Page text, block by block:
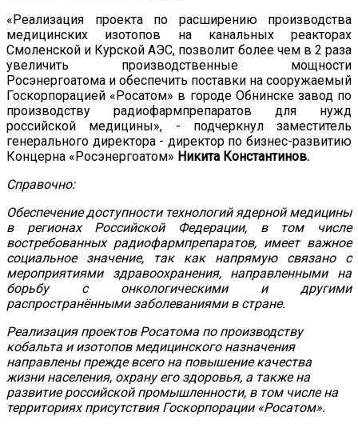
«Реализация проекта по расширению производства
медицинских изотопов на канальных реакторах
Смоленской и Курской АЭС, позволит более чем в 2 раза
увеличить производственные мощности
Росэнергоатома и обеспечить поставки на сооружаемый
Госкорпорацией «Росатом» в городе Обнинске завод по
производству радиофармпрепаратов для нужд
российской медицины», - подчеркнул заместитель
генерального директора - директор по бизнес-развитию
Концерна «Росэнергоатом» Никита Константинов.
Справочно:
Обеспечение доступности технологий ядерной медицины
в регионах Российской Федерации, в том числе
востребованных радиофармпрепаратов, имеет важное
социальное значение, так как напрямую связано с
мероприятиями здравоохранения, направленными на
борьбу с онкологическими и другими
распространёнными заболеваниями в стране.
Реализация проектов Росатома по производству
кобальта и изотопов медицинского назначения
направлены прежде всего на повышение качества
жизни населения, охрану его здоровья, а также на
развитие российской промышленности, в том числе на
территориях присутствия Госкорпорации «Росатом».